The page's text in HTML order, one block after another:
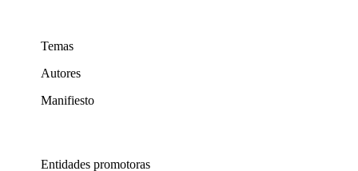
Temas
Autores
Manifiesto
Entidades promotoras